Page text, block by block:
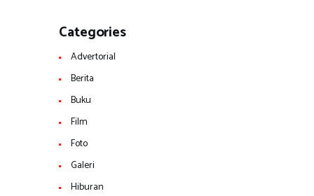
Categories
Advertorial
Berita
Buku
Film
Foto
Galeri
Hiburan